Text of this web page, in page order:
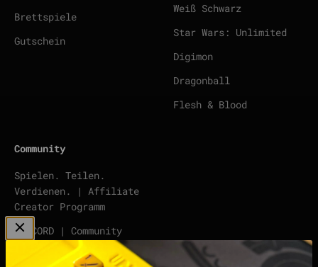
Brettspiele
Gutschein
Weiß Schwarz
Star Wars: Unlimited
Digimon
Dragonball
Flesh & Blood
Community
Spielen. Teilen.
Verdienen. | Affiliate
Creator Programm
DISCORD | Community